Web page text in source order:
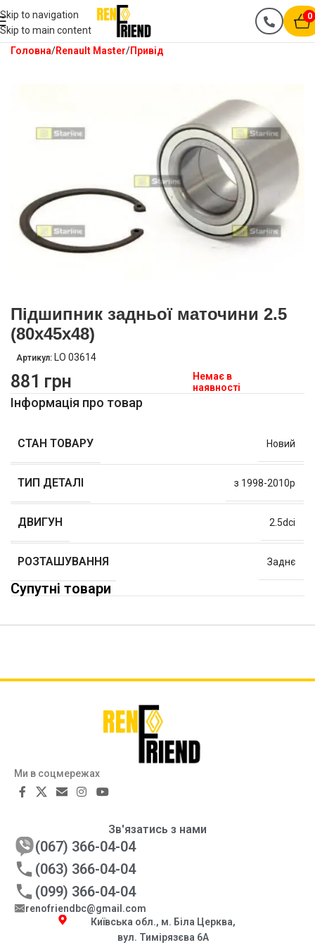
Skip to navigation
Skip to main content
0
Головна Renault Master Привід
Підшипник задньої маточини 2.5
(80х45х48)
Артикул: LO 03614
881 грн
Немає в
наявності
Інформація про товар
СТАН ТОВАРУ Новий
ТИП ДЕТАЛІ з 1998-2010р
ДВИГУН 2.5dci
РОЗТАШУВАННЯ Заднє
Супутні товари
Ми в соцмережах
Зв'язатись з нами
(067) 366-04-04
(063) 366-04-04
(099) 366-04-04
renofriendbc@gmail.com
Київська обл., м. Біла Церква,
вул. Тимірязєва 6А